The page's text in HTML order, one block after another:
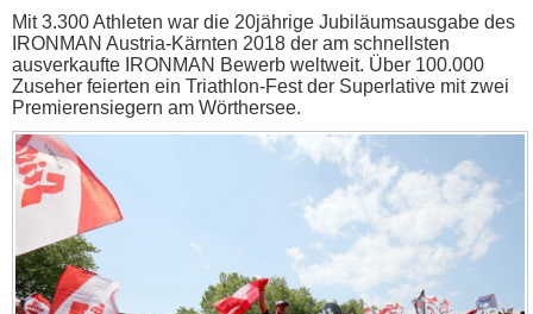
Mit 3.300 Athleten war die 20jährige Jubiläumsausgabe des
IRONMAN Austria-Kärnten 2018 der am schnellsten
ausverkaufte IRONMAN Bewerb weltweit. Über 100.000
Zuseher feierten ein Triathlon-Fest der Superlative mit zwei
Premierensiegern am Wörthersee.